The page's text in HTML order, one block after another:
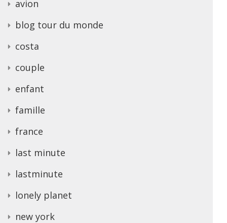
avion
blog tour du monde
costa
couple
enfant
famille
france
last minute
lastminute
lonely planet
new york